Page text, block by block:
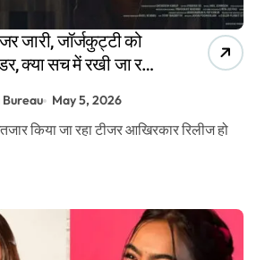
जारी, जॉर्जकुट्टी को
क्या सच में रखी जा रही
May 5, 2026